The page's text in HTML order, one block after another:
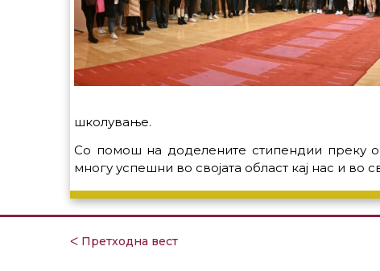
школување.
Со помош на доделените стипендии преку
многу успешни во својата област кај нас и во
ᐸ Претходна вест